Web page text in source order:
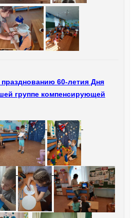
празднованию 60-летия Дня
группе компенсирующей